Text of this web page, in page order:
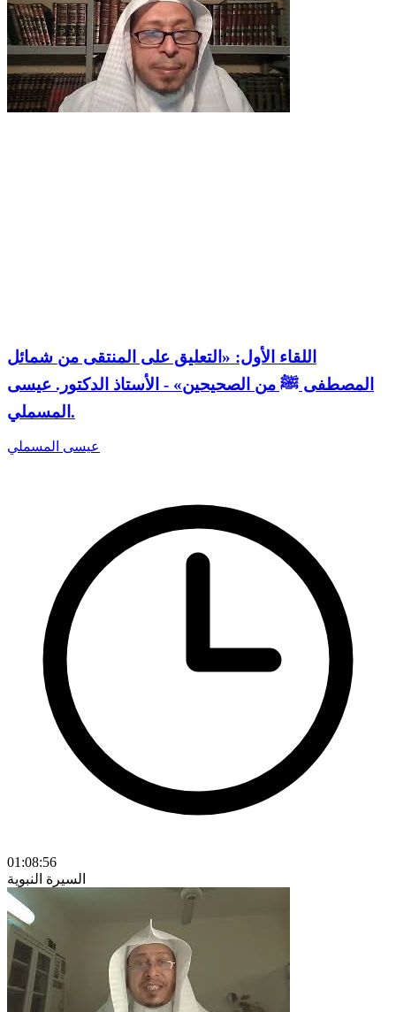
اللقاء الأول: «التعليق على المنتقى من شمائل
المصطفى ﷺ من الصحيحين» - الأستاذ الدكتور. عيسى
المسملي.
عيسى المسملي
01:08:56
السيرة النبوية